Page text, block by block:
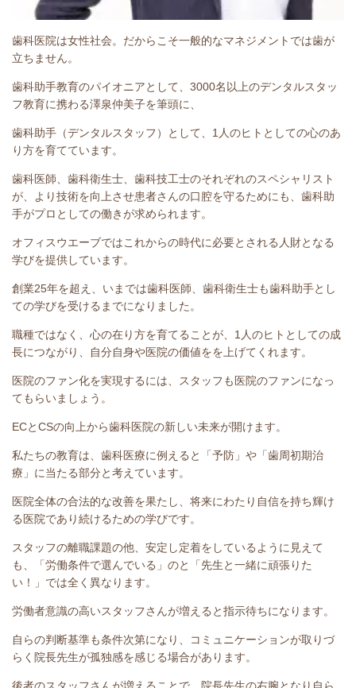
歯科医院は女性社会。だからこそ一般的なマネジメントでは歯が
立ちません。
歯科助手教育のパイオニアとして、3000名以上のデンタルスタッ
フ教育に携わる澤泉仲美子を筆頭に、
歯科助手（デンタルスタッフ）として、1人のヒトとしての心のあ
り方を育てています。
歯科医師、歯科衛生士、歯科技工士のそれぞれのスペシャリスト
が、より技術を向上させ患者さんの口腔を守るためにも、歯科助
手がプロとしての働きが求められます。
オフィスウエーブではこれからの時代に必要とされる人財となる
学びを提供しています。
創業25年を超え、いまでは歯科医師、歯科衛生士も歯科助手とし
ての学びを受けるまでになりました。
職種ではなく、心の在り方を育てることが、1人のヒトとしての成
長につながり、自分自身や医院の価値をを上げてくれます。
医院のファン化を実現するには、スタッフも医院のファンになっ
てもらいましょう。
ECとCSの向上から歯科医院の新しい未来が開けます。
私たちの教育は、歯科医療に例えると「予防」や「歯周初期治
療」に当たる部分と考えています。
医院全体の合法的な改善を果たし、将来にわたり自信を持ち輝け
る医院であり続けるための学びです。
スタッフの離職課題の他、安定し定着をしているように見えて
も、「労働条件で選んでいる」のと「先生と一緒に頑張りた
い！」では全く異なります。
労働者意識の高いスタッフさんが増えると指示待ちになります。
自らの判断基準も条件次第になり、コミュニケーションが取りづ
らく院長先生が孤独感を感じる場合があります。